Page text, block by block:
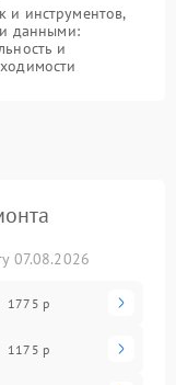
и инструментов,
данными:
и
07.08.2026
1775 р
1175 р